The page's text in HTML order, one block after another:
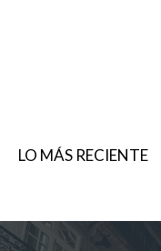
LO MÁS RECIENTE